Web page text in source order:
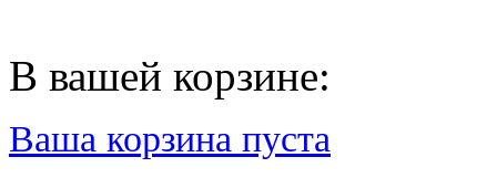
В вашей корзине:
Ваша корзина пуста